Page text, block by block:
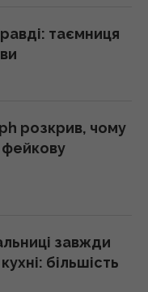
лікарка
на здоров’я
парфумів:
створити нові
у WSJ
таємниця
розкрив, чому
фейкову
завжди
більшість